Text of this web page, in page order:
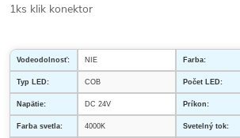
1ks klik konektor
Vodeodolnosť: NIE Farba:
Typ LED: COB Počet LED:
Napätie: DC 24V Príkon:
Farba svetla: 4000K Svetelný tok: